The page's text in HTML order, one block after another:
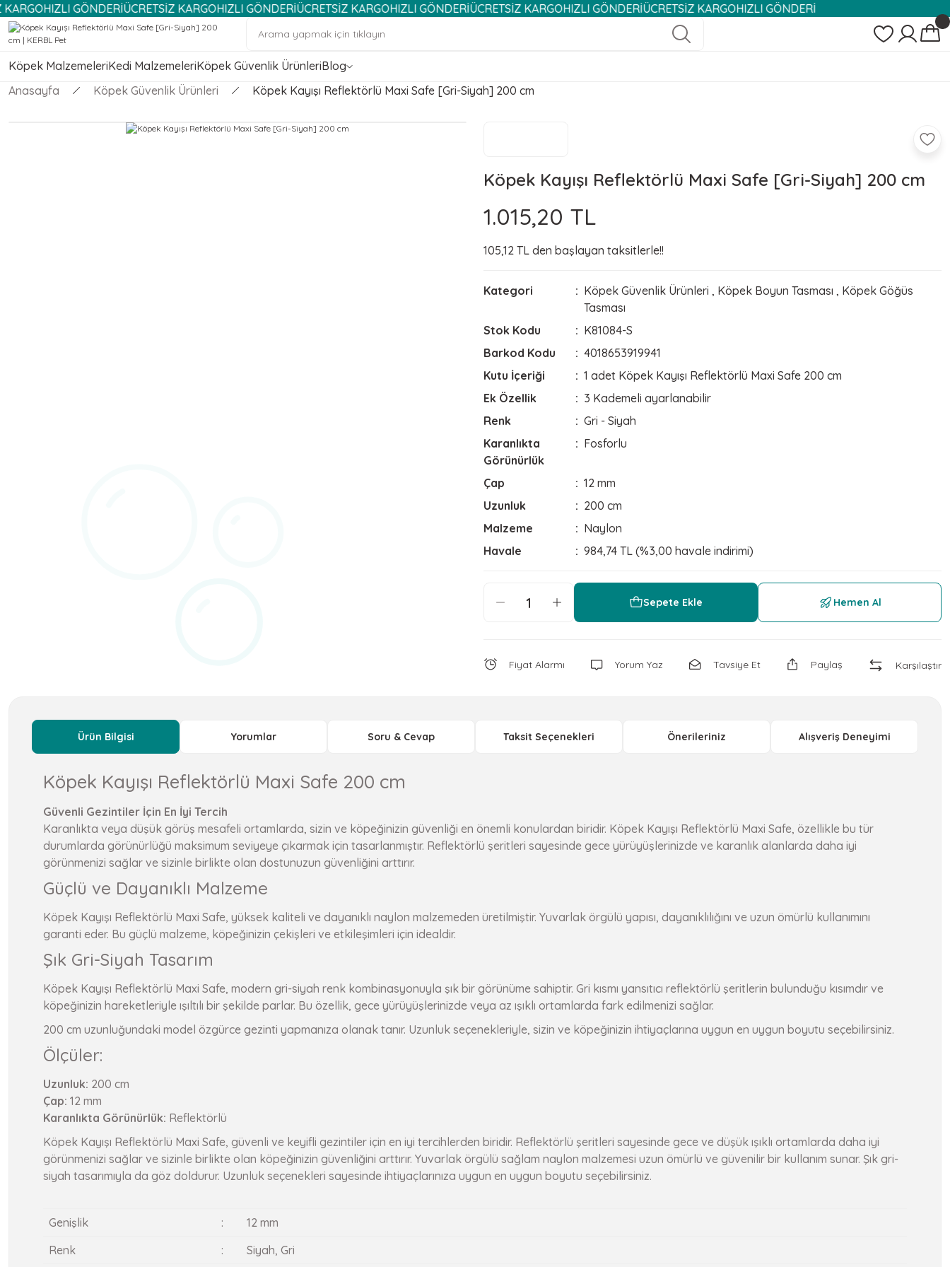
GÖNDERİ ÜCRETSİZ KARGOHIZLI GÖNDERİ ÜCRETSİZ KARGOHIZLI GÖNDERİ ÜCRETSİZ KARGOHIZLI GÖNDERİ ÜCRETSİZ KARGOHIZLI GÖNDERİ
Köpek MalzemeleriKedi MalzemeleriKöpek Güvenlik ÜrünleriBlog
Anasayfa
Köpek Güvenlik Ürünleri Köpek Kayışı Reflektörlü Maxi Safe [Gri-Siyah] 200 cm
Köpek Kayışı Reflektörlü Maxi Safe [Gri-Siyah] 200 cm
1.015,20 TL
105,12 TL den başlayan taksitlerle!!
Kategori Köpek Güvenlik Ürünleri , Köpek Boyun Tasması , Köpek Göğüs
Tasması
Stok Kodu
K81084-S
Barkod Kodu
4018653919941
Kutu İçeriği
1 adet Köpek Kayışı Reflektörlü Maxi Safe 200 cm
Ek Özellik
3 Kademeli ayarlanabilir
Renk
Gri - Siyah
Karanlıkta
Görünürlük
Fosforlu
Çap
12 mm
Uzunluk
200 cm
Malzeme
Naylon
Havale
984,74 TL (%3,00 havale indirimi)
Sepete Ekle Hemen Al
Fiyat Alarmı Yorum Yaz Tavsiye Et Paylaş Karşılaştır
Ürün Bilgisi Yorumlar Soru & Cevap Taksit Seçenekleri Önerileriniz Alışveriş Deneyimi
Köpek Kayışı Reflektörlü Maxi Safe 200 cm
Güvenli Gezintiler İçin En İyi Tercih
Karanlıkta veya düşük görüş mesafeli ortamlarda, sizin ve köpeğinizin güvenliği en önemli konulardan biridir. Köpek Kayışı Reflektörlü Maxi Safe, özellikle bu tür
durumlarda görünürlüğü maksimum seviyeye çıkarmak için tasarlanmıştır. Reflektörlü şeritleri sayesinde gece yürüyüşlerinizde ve karanlık alanlarda daha iyi
görünmenizi sağlar ve sizinle birlikte olan dostunuzun güvenliğini arttırır.
Güçlü ve Dayanıklı Malzeme
Köpek Kayışı Reflektörlü Maxi Safe, yüksek kaliteli ve dayanıklı naylon malzemeden üretilmiştir. Yuvarlak örgülü yapısı, dayanıklılığını ve uzun ömürlü kullanımını
garanti eder. Bu güçlü malzeme, köpeğinizin çekişleri ve etkileşimleri için idealdir.
Şık Gri-Siyah Tasarım
Köpek Kayışı Reflektörlü Maxi Safe, modern gri-siyah renk kombinasyonuyla şık bir görünüme sahiptir. Gri kısmı yansıtıcı reflektörlü şeritlerin bulunduğu kısımdır ve
köpeğinizin hareketleriyle ışıltılı bir şekilde parlar. Bu özellik, gece yürüyüşlerinizde veya az ışıklı ortamlarda fark edilmenizi sağlar.
200 cm uzunluğundaki model özgürce gezinti yapmanıza olanak tanır. Uzunluk seçenekleriyle, sizin ve köpeğinizin ihtiyaçlarına uygun en uygun boyutu seçebilirsiniz.
Ölçüler:
Uzunluk: 200 cm
Çap: 12 mm
Karanlıkta Görünürlük: Reflektörlü
Köpek Kayışı Reflektörlü Maxi Safe, güvenli ve keyifli gezintiler için en iyi tercihlerden biridir. Reflektörlü şeritleri sayesinde gece ve düşük ışıklı ortamlarda daha iyi
görünmenizi sağlar ve sizinle birlikte olan köpeğinizin güvenliğini arttırır. Yuvarlak örgülü sağlam naylon malzemesi uzun ömürlü ve güvenilir bir kullanım sunar. Şık gri-
siyah tasarımıyla da göz doldurur. Uzunluk seçenekleri sayesinde ihtiyaçlarınıza uygun en uygun boyutu seçebilirsiniz.
Genişlik :
12 mm
Renk
:
Siyah, Gri